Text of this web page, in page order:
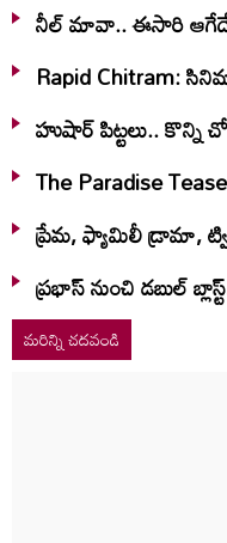
నీల్ మావా.. ఈసారి ఆగేదే
Rapid Chitram:
హుషార్‌ పిట్టలు.. కొన్ని
The Paradise
ప్రేమ, ఫ్యామిలీ డ్రామా,
ప్రభాస్ నుంచి డబుల్
మరిన్ని చదవండి